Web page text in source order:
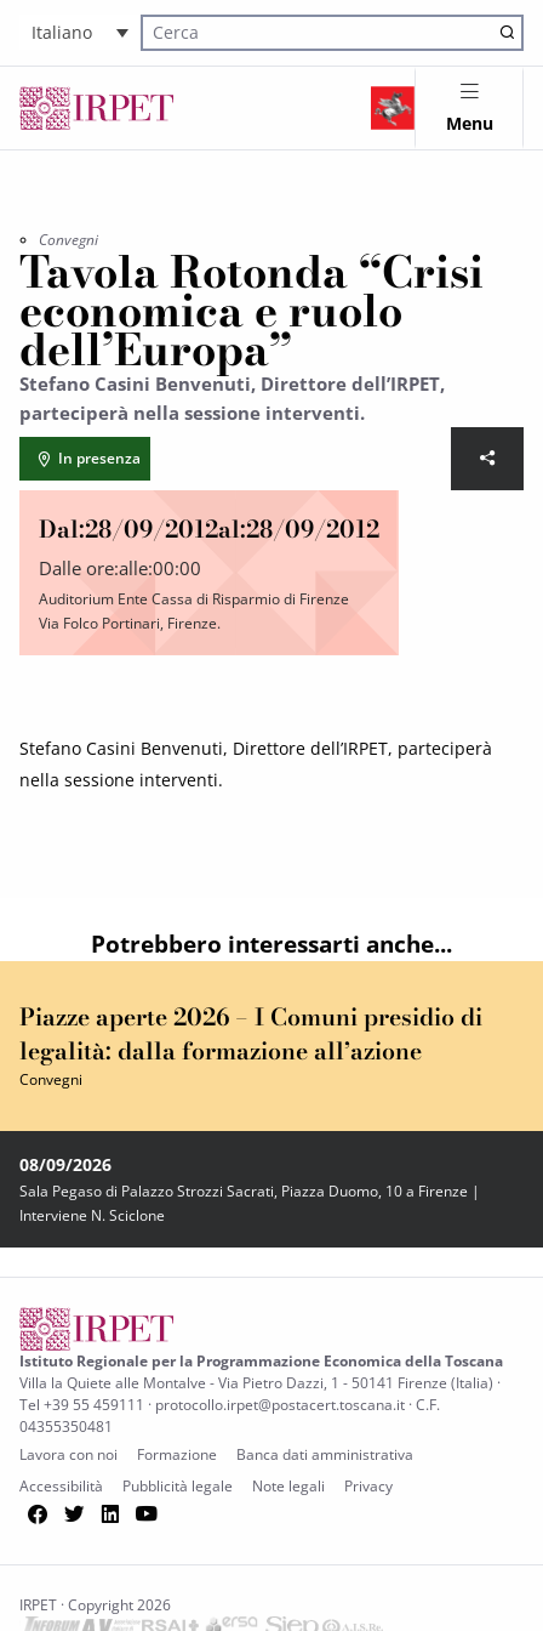
Italiano
Cerca nel sito
Menu
Convegni
Tavola Rotonda “Crisi
economica e ruolo
dell’Europa”
Stefano Casini Benvenuti, Direttore dell’IRPET,
parteciperà nella sessione interventi.
In presenza
Dal:28/09/2012al:28/09/2012
Dalle ore:alle:00:00
Auditorium Ente Cassa di Risparmio di Firenze
Via Folco Portinari, Firenze.
Stefano Casini Benvenuti, Direttore dell’IRPET, parteciperà
nella sessione interventi.
Potrebbero interessarti anche...
Piazze aperte 2026 – I Comuni presidio di
legalità: dalla formazione all’azione
Convegni
08/09/2026
Sala Pegaso di Palazzo Strozzi Sacrati, Piazza Duomo, 10 a Firenze |
Interviene N. Sciclone
Istituto Regionale per la Programmazione Economica della Toscana
Villa la Quiete alle Montalve - Via Pietro Dazzi, 1 - 50141 Firenze (Italia) ·
Tel +39 55 459111 · protocollo.irpet@postacert.toscana.it · C.F.
04355350481
Lavora con noi
Formazione
Banca dati amministrativa
Accessibilità
Pubblicità legale Note legali Privacy
Facebook
TwitterLinkedIn
IRPET · Copyright 2026